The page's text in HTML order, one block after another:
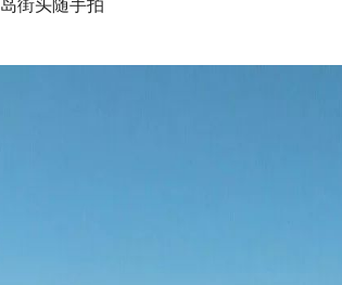
街头随手拍